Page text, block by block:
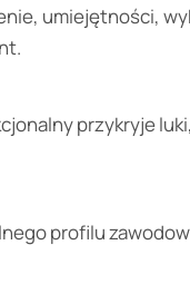
umiejętności,
przykryje
profilu